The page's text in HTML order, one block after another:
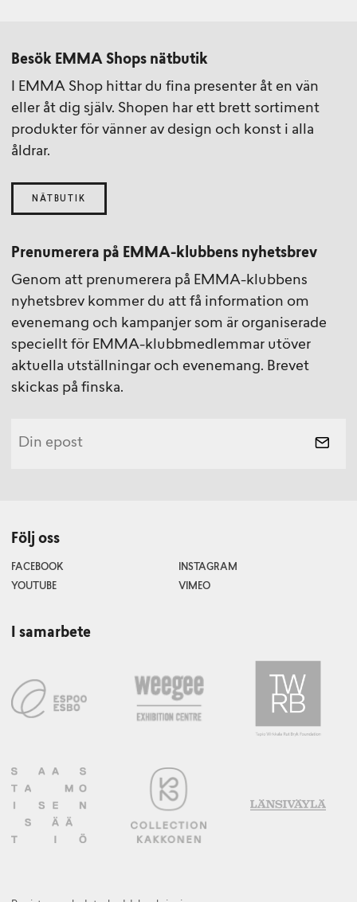
Besök EMMA Shops nätbutik
I EMMA Shop hittar du fina presenter åt en vän
eller åt dig själv. Shopen har ett brett sortiment
produkter för vänner av design och konst i alla
åldrar.
NÄTBUTIK
Prenumerera på EMMA-klubbens nyhetsbrev
Genom att prenumerera på EMMA-klubbens
nyhetsbrev kommer du att få information om
evenemang och kampanjer som är organiserade
speciellt för EMMA-klubbmedlemmar utöver
aktuella utställningar och evenemang. Brevet
skickas på finska.
Följ oss
FACEBOOK
INSTAGRAM
YOUTUBE
VIMEO
I samarbete